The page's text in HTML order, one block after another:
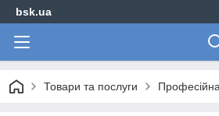
bsk.ua
Товари та послуги